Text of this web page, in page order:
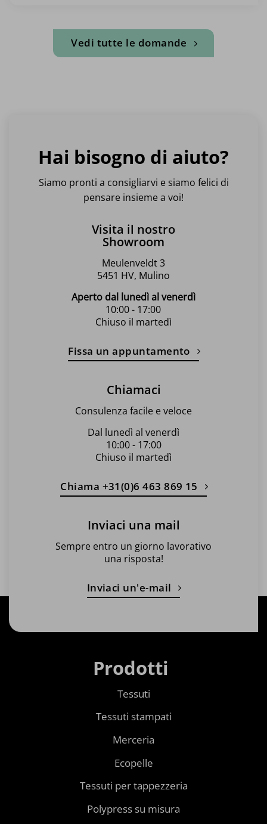
Vedi tutte le domande
Hai bisogno di aiuto?
Siamo pronti a consigliarvi e siamo felici di
pensare insieme a voi!
Visita il nostro
Showroom
Meulenveldt 3
5451 HV, Mulino
Aperto dal lunedì al venerdì
10:00 - 17:00
Chiuso il martedì
Fissa un appuntamento
Chiamaci
Consulenza facile e veloce
Dal lunedì al venerdì
10:00 - 17:00
Chiuso il martedì
Chiama +31(0)6 463 869 15
Inviaci una mail
Sempre entro un giorno lavorativo
una risposta!
Inviaci un'e-mail
Prodotti
Tessuti
Tessuti stampati
Merceria
Ecopelle
Tessuti per tappezzeria
Polypress su misura